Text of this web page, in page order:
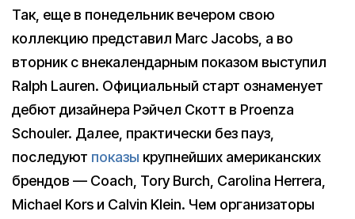
Так, еще в понедельник вечером свою
коллекцию представил Marc Jacobs, а во
вторник с внекалендарным показом выступил
Ralph Lauren. Официальный старт ознаменует
дебют дизайнера Рэйчел Скотт в Proenza
Schouler. Далее, практически без пауз,
последуют показы крупнейших американских
брендов — Coach, Tory Burch, Carolina Herrera,
Michael Kors и Calvin Klein. Чем организаторы